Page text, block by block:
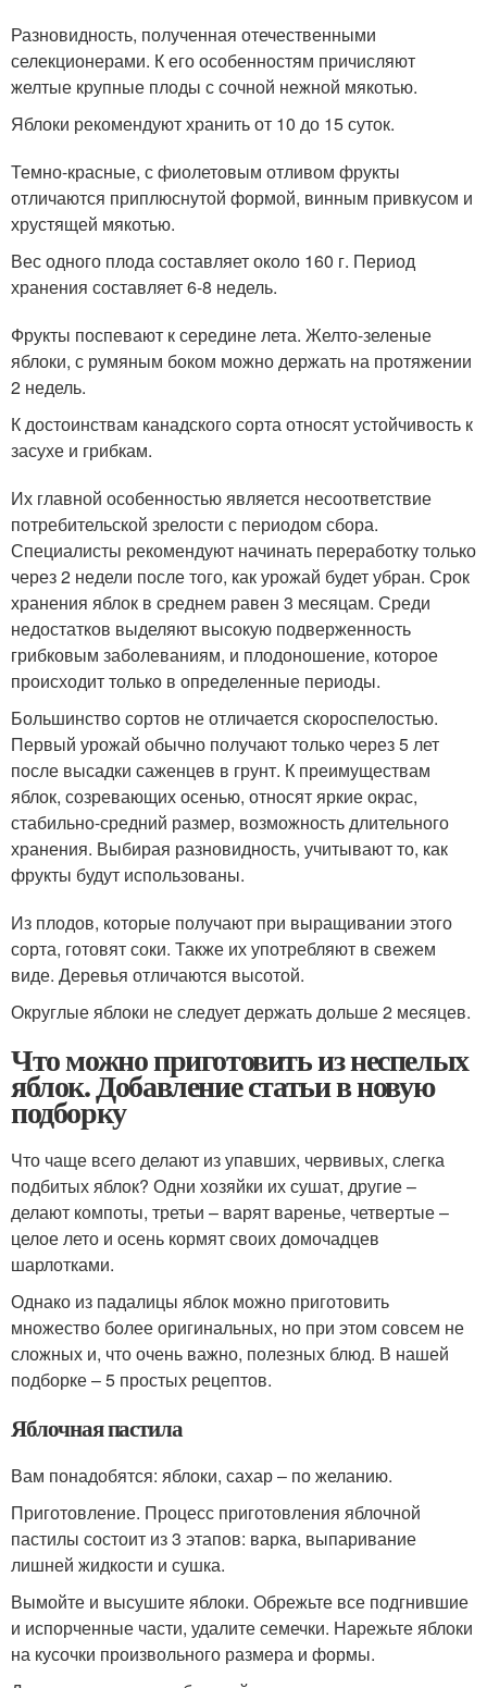
Разновидность, полученная отечественными
селекционерами. К его особенностям причисляют
желтые крупные плоды с сочной нежной мякотью.
Яблоки рекомендуют хранить от 10 до 15 суток.
Темно-красные, с фиолетовым отливом фрукты
отличаются приплюснутой формой, винным привкусом и
хрустящей мякотью.
Вес одного плода составляет около 160 г. Период
хранения составляет 6-8 недель.
Фрукты поспевают к середине лета. Желто-зеленые
яблоки, с румяным боком можно держать на протяжении
2 недель.
К достоинствам канадского сорта относят устойчивость к
засухе и грибкам.
Их главной особенностью является несоответствие
потребительской зрелости с периодом сбора.
Специалисты рекомендуют начинать переработку только
через 2 недели после того, как урожай будет убран. Срок
хранения яблок в среднем равен 3 месяцам. Среди
недостатков выделяют высокую подверженность
грибковым заболеваниям, и плодоношение, которое
происходит только в определенные периоды.
Большинство сортов не отличается скороспелостью.
Первый урожай обычно получают только через 5 лет
после высадки саженцев в грунт. К преимуществам
яблок, созревающих осенью, относят яркие окрас,
стабильно-средний размер, возможность длительного
хранения. Выбирая разновидность, учитывают то, как
фрукты будут использованы.
Из плодов, которые получают при выращивании этого
сорта, готовят соки. Также их употребляют в свежем
виде. Деревья отличаются высотой.
Округлые яблоки не следует держать дольше 2 месяцев.
Что можно приготовить из неспелых
яблок. Добавление статьи в новую
подборку
Что чаще всего делают из упавших, червивых, слегка
подбитых яблок? Одни хозяйки их сушат, другие –
делают компоты, третьи – варят варенье, четвертые –
целое лето и осень кормят своих домочадцев
шарлотками.
Однако из падалицы яблок можно приготовить
множество более оригинальных, но при этом совсем не
сложных и, что очень важно, полезных блюд. В нашей
подборке – 5 простых рецептов.
Яблочная пастила
Вам понадобятся: яблоки, сахар – по желанию.
Приготовление. Процесс приготовления яблочной
пастилы состоит из 3 этапов: варка, выпаривание
лишней жидкости и сушка.
Вымойте и высушите яблоки. Обрежьте все подгнившие
и испорченные части, удалите семечки. Нарежьте яблоки
на кусочки произвольного размера и формы.